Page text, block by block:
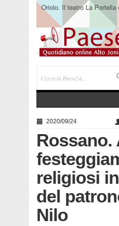
Oriolo. Il teatro La Portella
terra” del
2020/09/24
Rossano.
religiosi
del
Nilo